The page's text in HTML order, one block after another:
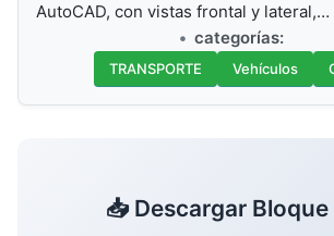
AutoCAD, con vistas frontal y lateral,…
categorías:
TRANSPORTE Vehículos
📥 Descargar Bloque